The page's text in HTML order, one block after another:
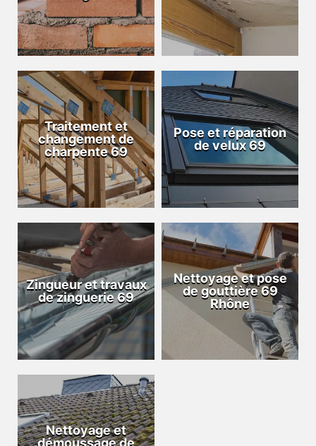
Traitement et
changement de
charpente 69
Pose et réparation
de velux 69
Zingueur et travaux
de zinguerie 69
Nettoyage et pose
de gouttière 69
Rhône
Nettoyage et
démoussage de